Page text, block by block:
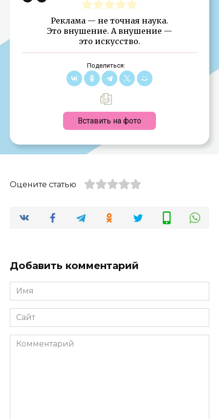
Реклама — не точная наука.
Это внушение. А внушение —
это искусство.
Поделиться:
Вставить на фото
Оцените статью
Добавить комментарий
Имя
*
Сайт
Комментарий